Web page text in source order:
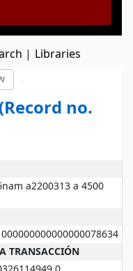
Libraries
no.
a2200313 a 4500
TRANSACCIÓN